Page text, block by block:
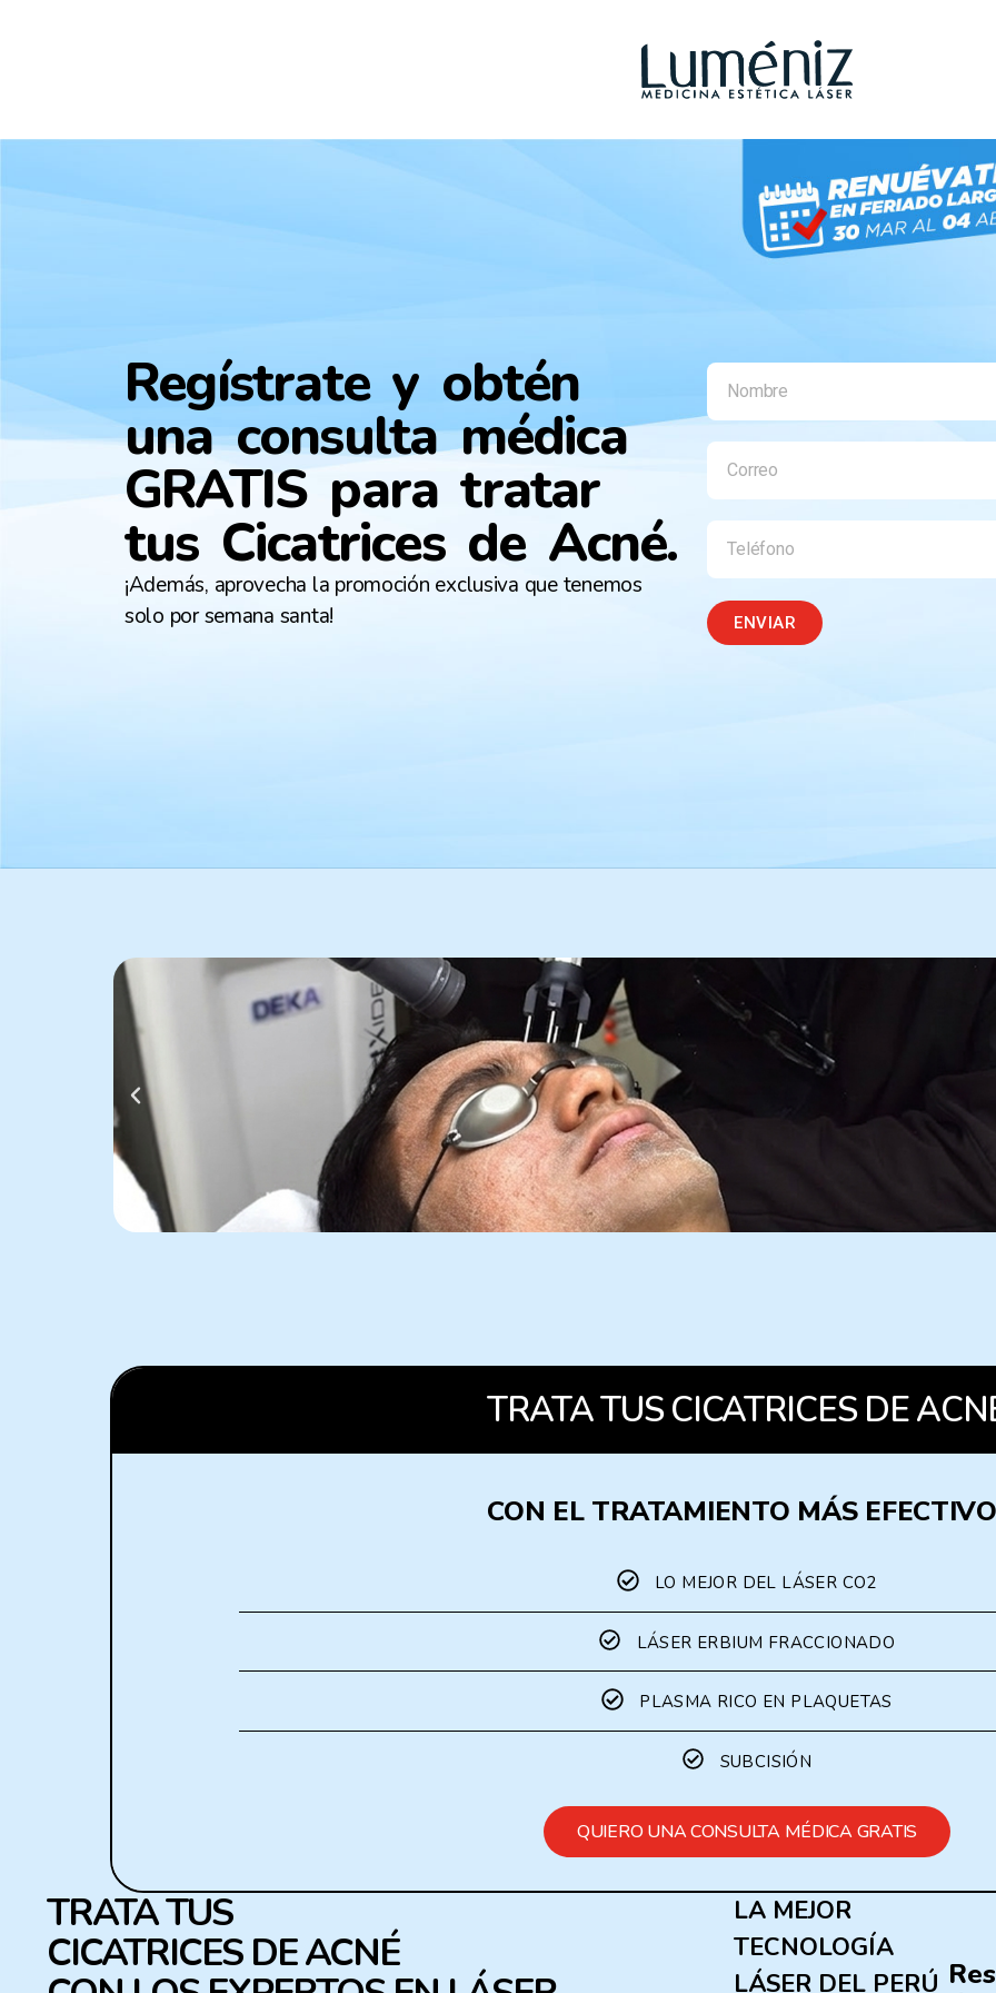
Regístrate y obtén
una consulta médica
GRATIS para tratar
tus Cicatrices de Acné.
¡Además, aprovecha la promoción exclusiva que tenemos
solo por semana santa!
ENVIAR
TRATA TUS CICATRICES DE
CON EL TRATAMIENTO MÁS
LO MEJOR DEL LÁSER CO2
LÁSER ERBIUM FRACCIONADO
PLASMA RICO EN PLAQUETAS
SUBCISIÓN
QUIERO UNA CONSULTA MÉDICA GRATIS
TRATA TUS
CICATRICES DE ACNÉ
LA MEJOR
TECNOLOGÍA
LÁSER DEL PERÚ